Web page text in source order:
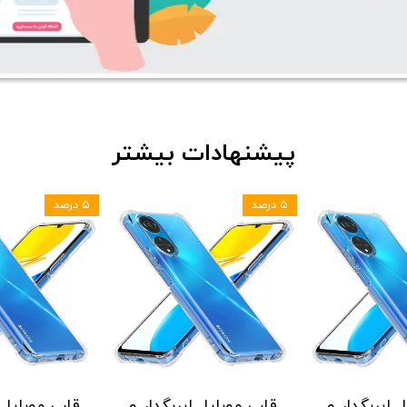
۵ درصد ۵ درصد
پیشنهادات بیشتر